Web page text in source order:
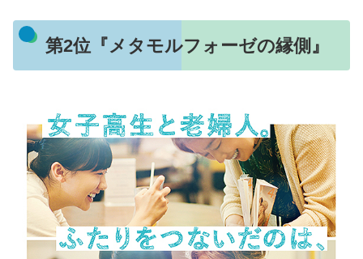
第2位『メタモルフォーゼの縁側』